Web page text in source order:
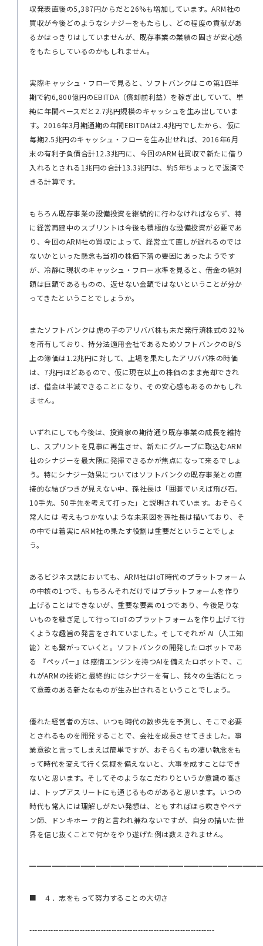
収発表直後の5,387円からだと26%も増加しています。ARM社の
買収が今後どのようなシナジーをもたらし、どの程度の貢献があ
るかはっきりはしていませんが、既存事業の業績の固さが安心感
をもたらしているのかもしれません。
実際キャッシュ・フローで見ると、ソフトバンクはこの第1四半
期で約6,800億円のEBITDA（償却前利益）を稼ぎ出していて、単
純に年間ベースだと2.7兆円規模のキャッシュを生み出していま
す。2016年3月期通期の年間EBITDAは2.4兆円でしたから、仮に
毎期2.5兆円のキャッシュ・フローを生み出せれば、2016年6月
末の有利子負債合計12.3兆円に、今回のARM社買収で新たに借り
入れるとされる1兆円の合計13.3兆円は、約5年ちょっとで返済で
きる計算です。
もちろん既存事業の設備投資を継続的に行わなければならず、特
に経営再建中のスプリントは今後も積極的な設備投資が必要であ
り、今回のARM社の買収によって、経営立て直しが遅れるのでは
ないかといった懸念も当初の株価下落の要因にあったようです
が、冷静に現状のキャッシュ・フロー水準を見ると、借金の絶対
額は巨額であるものの、返せない金額ではないということが分か
ってきたということでしょうか。
またソフトバンクは虎の子のアリババ株も未だ発行済株式の32%
を所有しており、持分法適用会社であるためソフトバンクのB/S
上の簿価は1.2兆円に対して、上場を果たしたアリババ株の時価
は、7兆円ほどあるので、仮に現在以上の株価のまま売却できれ
ば、借金は半減できることになり、その安心感もあるのかもしれ
ません。
いずれにしても今後は、投資家の期待通り既存事業の成長を維持
し、スプリントを見事に再生させ、新たにグループに取込むARM
社のシナジーを最大限に発揮できるかが焦点になって来るでしょ
う。特にシナジー効果についてはソフトバンクの既存事業との直
接的な結びつきが見えない中、孫社長は「囲碁でいえば飛び石。
10手先、50手先を考えて打った」と説明されています。おそらく
常人には 考えもつかないような未来図を孫社長は描いており、そ
の中では着実にARM社の果たす役割は重要だということでしょ
う。
あるビジネス誌においても、ARM社はIoT時代のプラットフォーム
の中核の1つで、もちろんそれだけではプラットフォームを作り
上げることはできないが、重要な要素の1つであり、今後足りな
いものを継ぎ足して行ってIoTのプラットフォームを作り上げて行
くような趣旨の発言をされていました。そしてそれが AI（人工知
能）とも繋がっていくと。ソフトバンクの開発したロボットであ
る 『ペッパー』は感情エンジンを持つAIを備えたロボットで、こ
れがARMの技術と最終的にはシナジーを有し、我々の生活にとっ
て意義のある新たなものが生み出されるということでしょう。
優れた経営者の方は、いつも時代の数歩先を予測し、そこで必要
とされるものを開発することで、会社を成長させてきました。事
業意欲と言ってしまえば簡単ですが、おそらくもの凄い執念をも
って時代を変えて行く気概を備えないと、大事を成すことはでき
ないと思います。そしてそのようなこだわりというか意識の高さ
は、トップアスリートにも通じるものがあると思います。いつの
時代も常人には理解しがたい発想は、ともすればほら吹きやペテ
ン師、ドンキホー テ的と言われ兼ねないですが、自分の描いた世
界を信じ抜くことで何かをやり遂げた例は数えきれません。
■ ４．志をもって努力することの大切さ
----------------------------------------------------------------------